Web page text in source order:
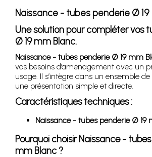
Naissance - tubes penderie Ø
Une solution pour compléter vos
Ø 19 mm Blanc.
Naissance - tubes penderie Ø 19 mm
vos besoins d’aménagement avec un
usage. Il s’intègre dans un ensemble
une présentation simple et directe.
Caractéristiques techniques :
Naissance - tubes penderie Ø 19
Pourquoi choisirNaissance -
mm Blanc ?